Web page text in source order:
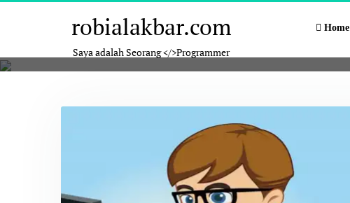
Skip
robialakbar.com
Saya adalah Seorang </>Programmer
Home